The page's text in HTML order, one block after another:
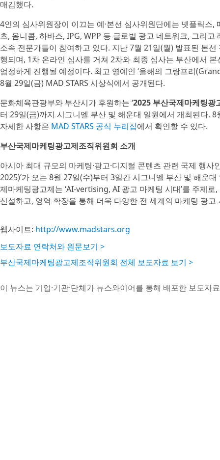
매김했다.
4인의 심사위원장이 이끄는 예·본선 심사위원단에는 넷플릭스
츠, 옴니콤, 하바스, IPG, WPP 등 글로벌 광고 네트워크, 그리
소속 전문가들이 참여하고 있다. 지난 7월 21일(월) 발표된 본
행되며, 1차 온라인 심사를 거쳐 2차와 최종 심사는 부산에서
엄정하게 진행될 예정이다. 최고 영예인 ‘올해의 그랑프리
8월 29일(금) MAD STARS 시상식에서 공개된다.
문화체육관광부와 부산시가 후원하는 ‘2025 부산국제마케팅광
터 29일(금)까지 시그니엘 부산 및 해운대 일원에서 개최된다.
자세한 사항은 MAD STARS 공식 누리집에서 확인할 수 있다.
부산국제마케팅광고제조직위원회 소개
아시아 최대 규모의 마케팅·광고·디지털 콘텐츠 관련 국제 행사
2025)’가 오는 8월 27일(수)부터 3일간 시그니엘 부산 및 해운
제마케팅광고제는 ‘AI-vertising, AI 광고 마케팅 시대’를 주제
신설하고, 영역 확장을 통해 더욱 다양한 전 세계의 마케팅 광
웹사이트: http://www.madstars.org
보도자료 연락처와 원문보기 >
부산국제마케팅광고제조직위원회 전체 보도자료 보기 >
이 뉴스는 기업·기관·단체가 뉴스와이어를 통해 배포한 보도자